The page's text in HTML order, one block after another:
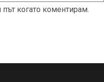
когато коментирам.